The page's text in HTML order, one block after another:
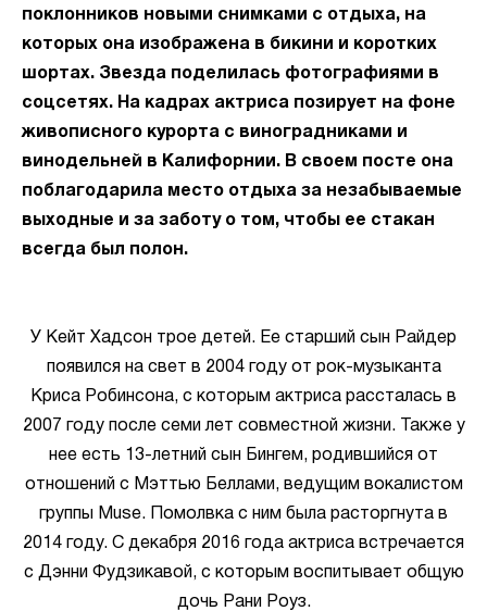
поклонников новыми снимками с отдыха, на
которых она изображена в бикини и коротких
шортах. Звезда поделилась фотографиями в
соцсетях. На кадрах актриса позирует на фоне
живописного курорта с виноградниками и
винодельней в Калифорнии. В своем посте она
поблагодарила место отдыха за незабываемые
выходные и за заботу о том, чтобы ее стакан
всегда был полон.
У Кейт Хадсон трое детей. Ее старший сын Райдер
появился на свет в 2004 году от рок-музыканта
Криса Робинсона, с которым актриса рассталась в
2007 году после семи лет совместной жизни. Также у
нее есть 13-летний сын Бингем, родившийся от
отношений с Мэттью Беллами, ведущим вокалистом
группы Muse. Помолвка с ним была расторгнута в
2014 году. С декабря 2016 года актриса встречается
с Дэнни Фудзикавой, с которым воспитывает общую
дочь Рани Роуз.